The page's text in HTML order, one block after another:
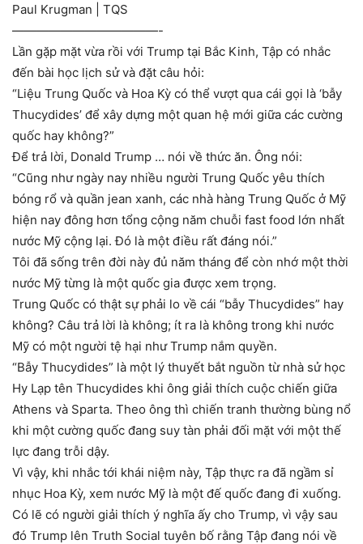
Paul Krugman | TQS
————————————-
Lần gặp mặt vừa rồi với Trump tại Bắc Kinh, Tập có nhắc
đến bài học lịch sử và đặt câu hỏi:
“Liệu Trung Quốc và Hoa Kỳ có thể vượt qua cái gọi là ‘bẫy
Thucydides’ để xây dựng một quan hệ mới giữa các cường
quốc hay không?”
Để trả lời, Donald Trump … nói về thức ăn. Ông nói:
“Cũng như ngày nay nhiều người Trung Quốc yêu thích
bóng rổ và quần jean xanh, các nhà hàng Trung Quốc ở Mỹ
hiện nay đông hơn tổng cộng năm chuỗi fast food lớn nhất
nước Mỹ cộng lại. Đó là một điều rất đáng nói.”
Tôi đã sống trên đời này đủ năm tháng để còn nhớ một thời
nước Mỹ từng là một quốc gia được xem trọng.
Trung Quốc có thật sự phải lo về cái “bẫy Thucydides” hay
không? Câu trả lời là không; ít ra là không trong khi nước
Mỹ có một người tệ hại như Trump nắm quyền.
“Bẫy Thucydides” là một lý thuyết bắt nguồn từ nhà sử học
Hy Lạp tên Thucydides khi ông giải thích cuộc chiến giữa
Athens và Sparta. Theo ông thì chiến tranh thường bùng nổ
khi một cường quốc đang suy tàn phải đối mặt với một thế
lực đang trỗi dậy.
Vì vậy, khi nhắc tới khái niệm này, Tập thực ra đã ngầm sỉ
nhục Hoa Kỳ, xem nước Mỹ là một đế quốc đang đi xuống.
Có lẽ có người giải thích ý nghĩa ấy cho Trump, vì vậy sau
đó Trump lên Truth Social tuyên bố rằng Tập đang nói về